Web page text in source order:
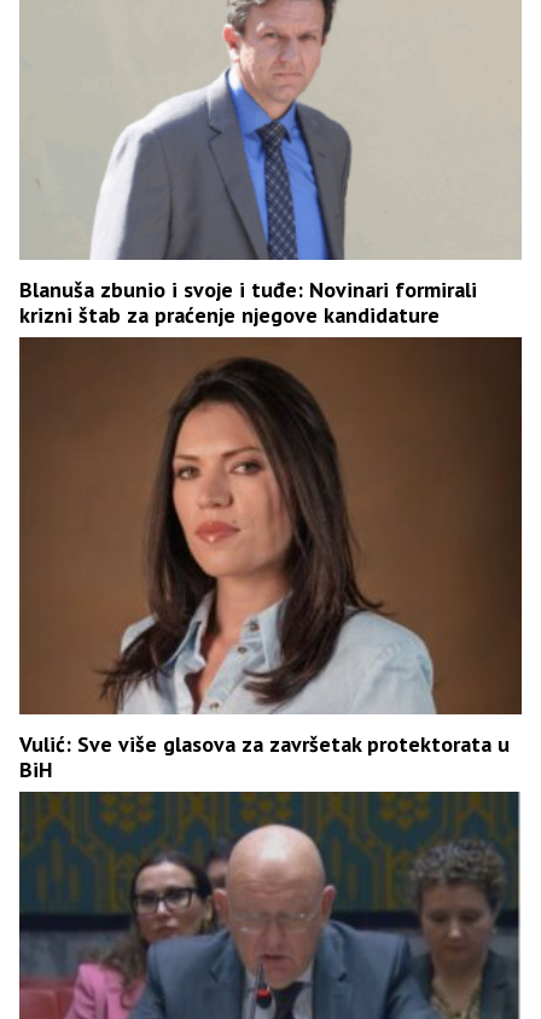
Blanuša zbunio i svoje i tuđe: Novinari formirali
krizni štab za praćenje njegove kandidature
Vulić: Sve više glasova za završetak protektorata u
BiH